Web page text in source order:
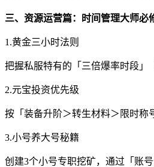
三、资源运营篇：时间管理大师必
1.黄金三小时法则
把握私服特有的「三倍爆率时段」
2.元宝投资优先级
按「装备升阶＞转生材料＞限时称
3.小号养大号秘籍
创建3个小号专职挖矿，通过「账